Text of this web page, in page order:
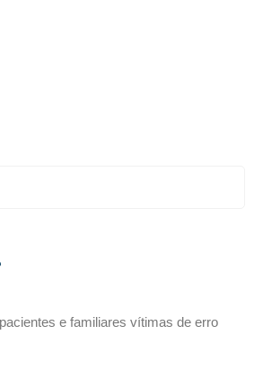
e familiares vítimas de erro